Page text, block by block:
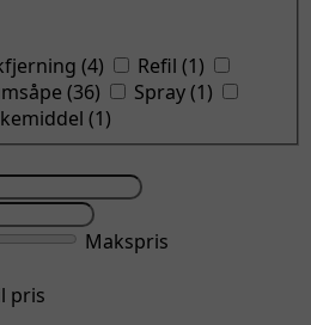
(4) Refil (1)
(36) Spray(1)
(1)
Makspris
pris